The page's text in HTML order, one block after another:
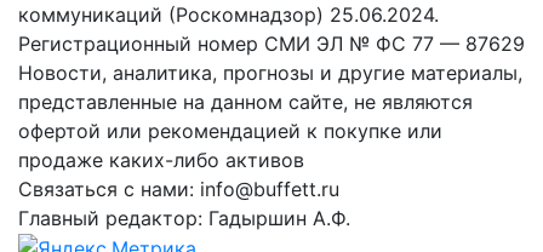
коммуникаций (Роскомнадзор) 25.06.2024.
Регистрационный номер СМИ ЭЛ № ФС 77 — 87629
Новости, аналитика, прогнозы и другие материалы,
представленные на данном сайте, не являются
офертой или рекомендацией к покупке или
продаже каких-либо активов
Связаться с нами: info@buffett.ru
Главный редактор: Гадыршин А.Ф.